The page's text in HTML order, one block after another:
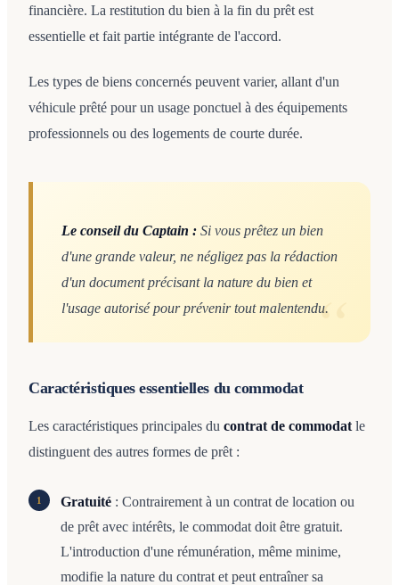
financière. La restitution du bien à la fin du prêt est
essentielle et fait partie intégrante de l'accord.
Les types de biens concernés peuvent varier, allant d'un
véhicule prêté pour un usage ponctuel à des équipements
professionnels ou des logements de courte durée.
Le conseil du Captain : Si vous prêtez un bien
d'une grande valeur, ne négligez pas la rédaction
d'un document précisant la nature du bien et
l'usage autorisé pour prévenir tout malentendu.
Caractéristiques essentielles du commodat
Les caractéristiques principales du contrat de commodat le
distinguent des autres formes de prêt :
Gratuité : Contrairement à un contrat de location ou
de prêt avec intérêts, le commodat doit être gratuit.
L'introduction d'une rémunération, même minime,
modifie la nature du contrat et peut entraîner sa